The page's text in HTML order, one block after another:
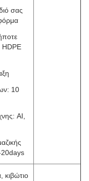
σας
HDPE
10
AI,
κιβώτιο